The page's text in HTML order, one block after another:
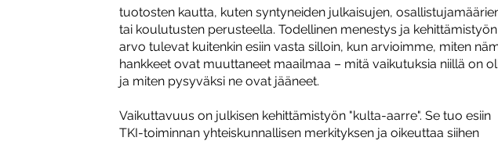
tuotosten kautta, kuten syntyneiden julkaisujen,
tai koulutusten perusteella. Todellinen menestys ja kehittämistyön
arvo tulevat kuitenkin esiin vasta silloin, kun arvioimme, miten
hankkeet ovat muuttaneet maailmaa – mitä vaikutuksia niillä on
ja miten pysyväksi ne ovat jääneet.
Vaikuttavuus on julkisen kehittämistyön "kulta-aarre". Se tuo esiin
TKI-toiminnan yhteiskunnallisen merkityksen ja oikeuttaa siihen